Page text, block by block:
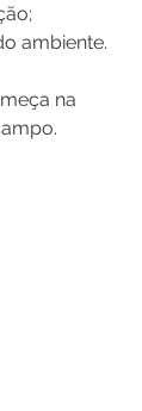
ambiente.
na